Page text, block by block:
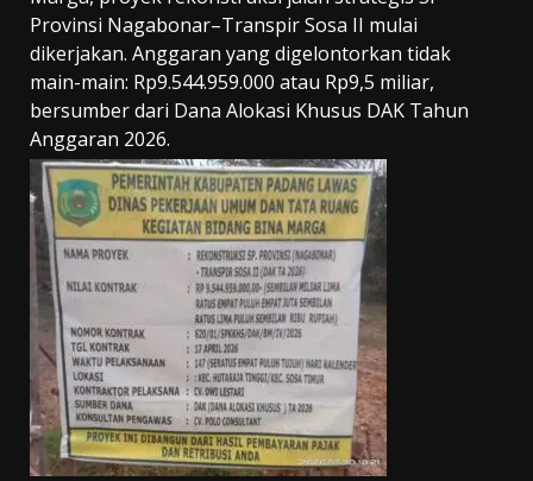
Provinsi Nagabonar–Transpir Sosa II mulai
dikerjakan. Anggaran yang digelontorkan tidak
main-main: Rp9.544.959.000 atau Rp9,5 miliar,
bersumber dari Dana Alokasi Khusus DAK Tahun
Anggaran 2026.